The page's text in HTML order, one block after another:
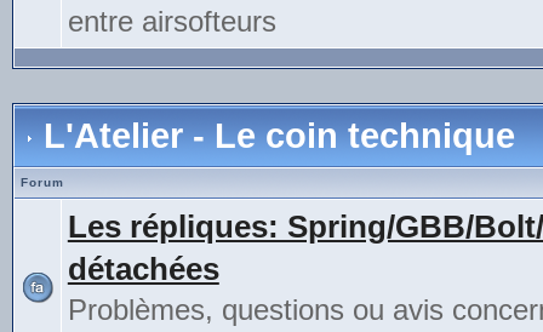
entre airsofteurs
L'Atelier - Le coin technique
Forum
Les répliques: Spring/GBB/
détachées
Problèmes, questions ou avis